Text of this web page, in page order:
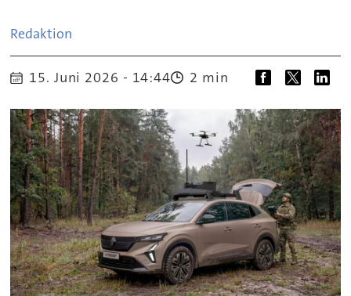
Redaktion
15. Juni 2026 - 14:44 2 min